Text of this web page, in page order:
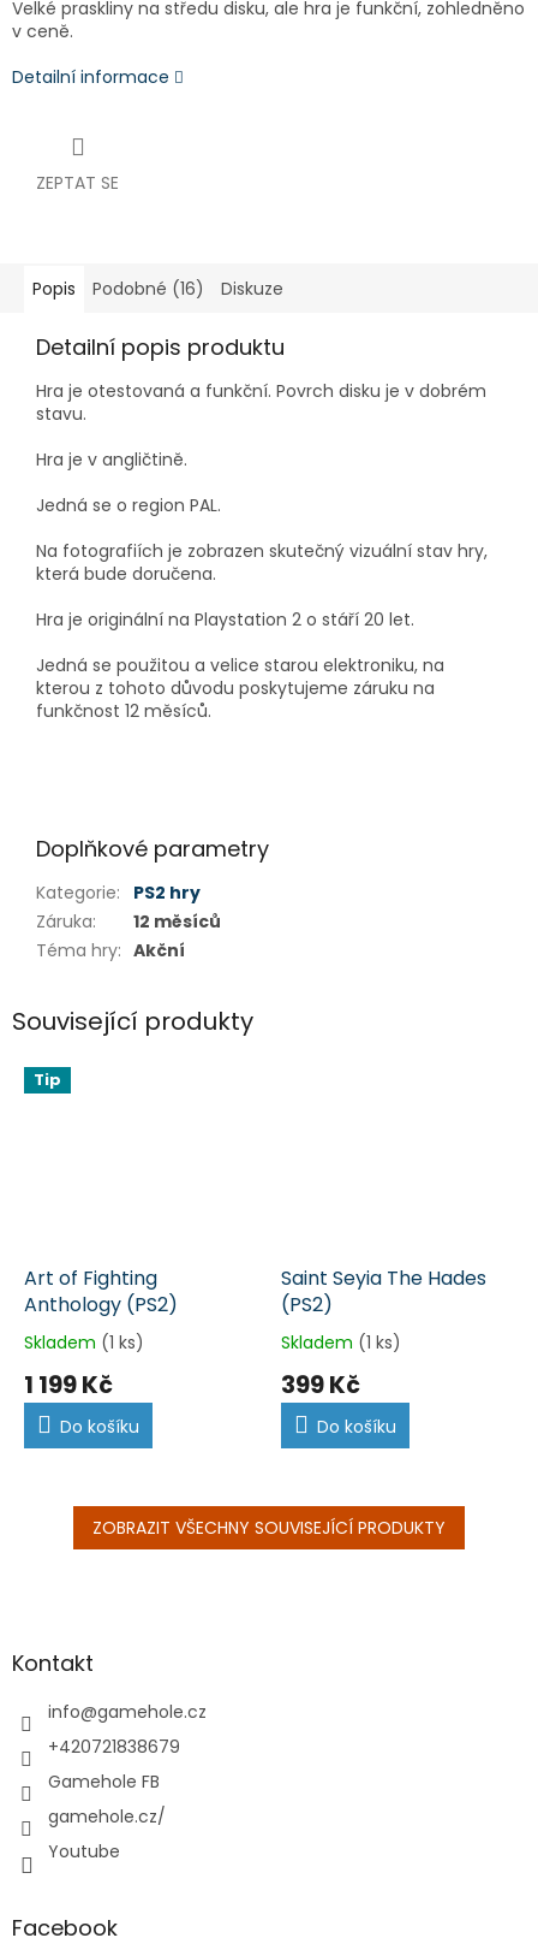
Velké praskliny na středu disku, ale hra je funkční, zohledněno
v ceně.
Detailní informace
ZEPTAT SE
Popis Podobné (16) Diskuze
Detailní popis produktu
Hra je otestovaná a funkční. Povrch disku je v dobrém
stavu.
Hra je v angličtině.
Jedná se o region PAL.
Na fotografiích je zobrazen skutečný vizuální stav hry,
která bude doručena.
Hra je originální na Playstation 2 o stáří 20 let.
Jedná se použitou a velice starou elektroniku, na
kterou z tohoto důvodu poskytujeme záruku na
funkčnost 12 měsíců.
Doplňkové parametry
Kategorie:
PS2 hry
Záruka:
12 měsíců
Téma hry: Akční
Související produkty
Tip
Art of Fighting
Anthology (PS2)
Skladem (1 ks)
1 199 Kč
Do košíku
Saint Seyia The Hades
(PS2)
Skladem (1 ks)
399 Kč
Do košíku
ZOBRAZIT VŠECHNY SOUVISEJÍCÍ PRODUKTY
aKontakt
info@gamehole.cz
+420721838679
Gamehole FB
gamehole.cz/
Youtube
Facebook